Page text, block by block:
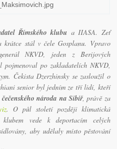
Římského klubu a IIASA. Zeť
krátce stál v čele Gosplanu. Vpravo
NKVD, jeden z Berijových
pojmenoval po zakladatelích NKVD,
Čekista Dzerzhinsky se zasloužil o
senior byl jedním ze tří lidí, kteří
národa na Sibiř, právě za
. O půl století později klimatická
klubem vede k deportacím celých
aby udělaly místo pěstování